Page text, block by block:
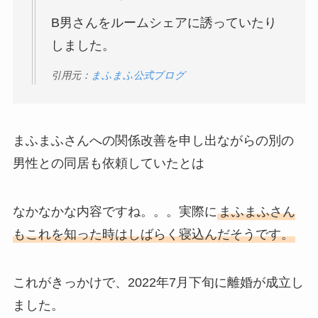
B男さんをルームシェアに誘っていたり
しました。
引用元： まふまふ公式ブログ
まふまふさんへの関係改善を申し出ながらの別の
男性との同居も依頼していたとは
なかなかな内容ですね。。。実際にまふまふさん
もこれを知った時はしばらく寝込んだそうです。
これがきっかけで、2022年7月下旬に離婚が成立し
ました。